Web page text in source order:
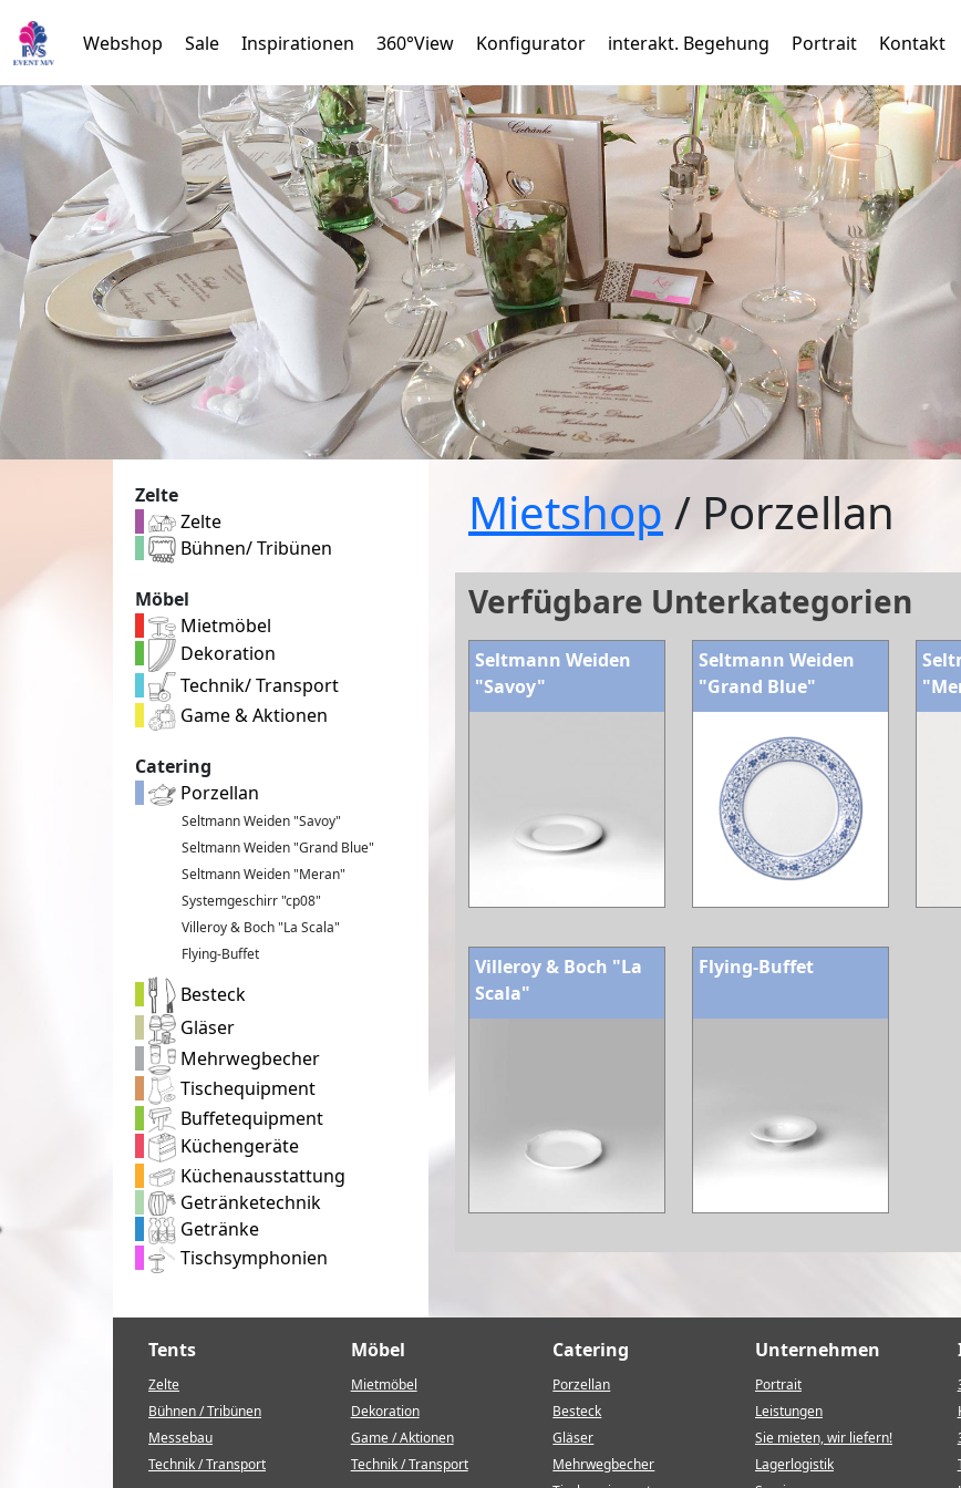
Webshop Sale Inspirationen 360°View Konfigurator interakt. Begehung Portrait Kontakt
Zelte
Zelte
Bühnen/ Tribünen
Möbel
Mietmöbel
Dekoration
Technik/ Transport
Game & Aktionen
Catering
Porzellan
Seltmann Weiden "Savoy"
Seltmann Weiden "Grand Blue"
Seltmann Weiden "Meran"
Systemgeschirr "cp08"
Villeroy & Boch "La Scala"
Flying-Buffet
Besteck
Gläser
Mehrwegbecher
Tischequipment
Buffetequipment
Küchengeräte
Küchenausstattung
Getränketechnik
Getränke
Tischsymphonien
Mietshop / Porzellan
Verfügbare Unterkategorien
Seltmann Weiden
"Savoy"
Seltmann Weiden
"Grand Blue"
Villeroy & Boch "La
Scala"
Flying-Buffet
Tents
Zelte
Bühnen / Tribünen
Messebau
Technik / Transport
Möbel
Mietmöbel
Dekoration
Game / Aktionen
Technik / Transport
Catering
Porzellan
Besteck
Gläser
Mehrwegbecher
Unternehmen
Portrait
Leistungen
Sie mieten, wir liefern!
Lagerlogistik